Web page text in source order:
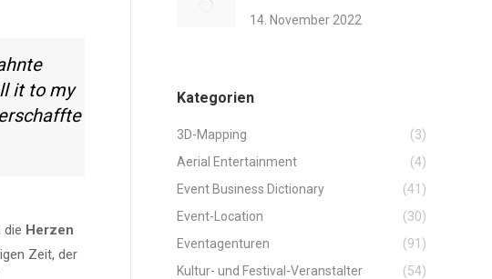
it to my
die Herzen
Zeit, der
14. November 2022
Kategorien
3D-Mapping
(3)
Aerial Entertainment
(4)
Event Business Dictionary
(41)
Event-Location
(30)
Eventagenturen
(91)
Kultur- und Festival-Veranstalter
(54)